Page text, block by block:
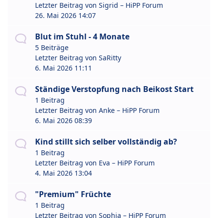
Letzter Beitrag von Sigrid – HiPP Forum
26. Mai 2026 14:07
Blut im Stuhl - 4 Monate
5 Beiträge
Letzter Beitrag von SaRitty
6. Mai 2026 11:11
Ständige Verstopfung nach Beikost Start
1 Beitrag
Letzter Beitrag von Anke – HiPP Forum
6. Mai 2026 08:39
Kind stillt sich selber vollständig ab?
1 Beitrag
Letzter Beitrag von Eva – HiPP Forum
4. Mai 2026 13:04
"Premium" Früchte
1 Beitrag
Letzter Beitrag von Sophia – HiPP Forum